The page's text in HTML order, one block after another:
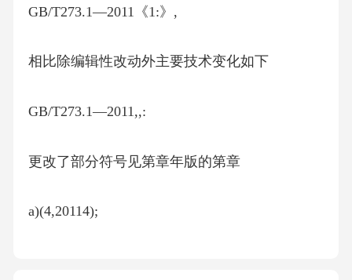
GB/T273.1—2011《1:》,
相比除编辑性改动外主要技术变化如下
GB/T273.1—2011,,:
更改了部分符号见第章年版的第章
a)(4,20114);